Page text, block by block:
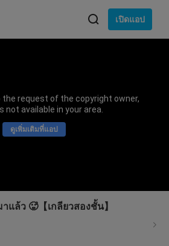
เปิดแอป
the request of the copyright owner,
not available in your area.
ดูเพิ่มเติมที่แอป
แล้ว 🥵【เกลียวสองชั้น】